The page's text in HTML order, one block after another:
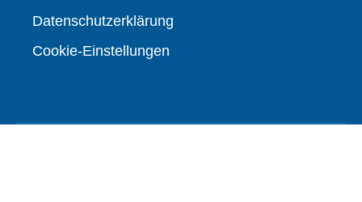
Datenschutzerklärung
Cookie-Einstellungen